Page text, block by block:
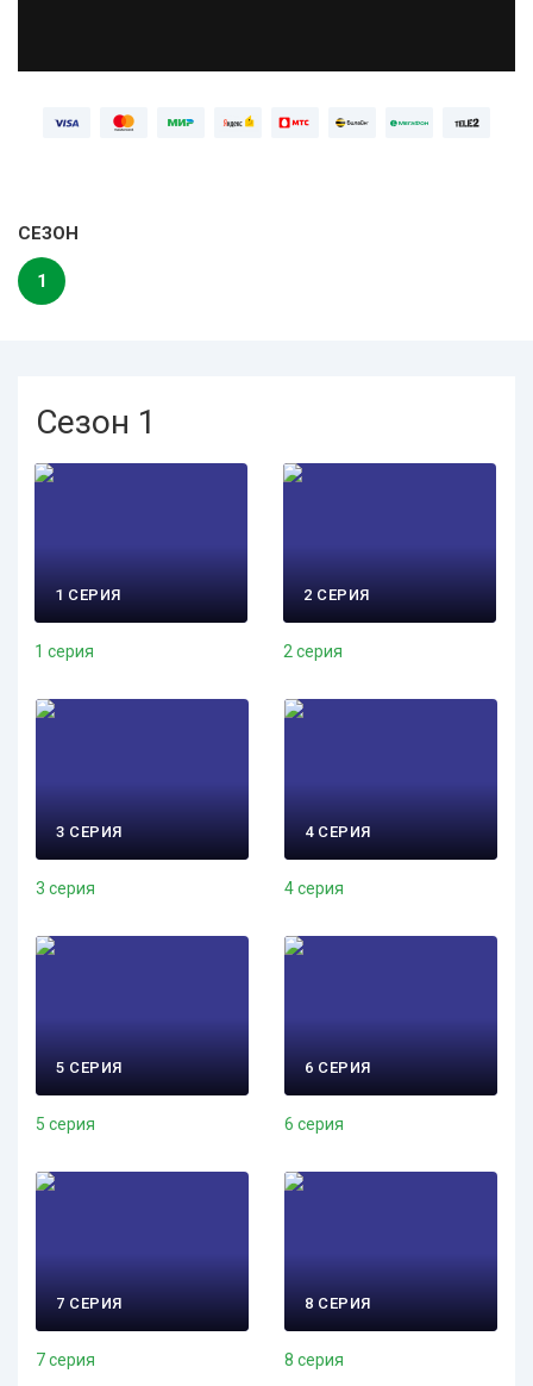
СЕЗОН
1
Сезон 1
1 СЕРИЯ
1 серия
2 СЕРИЯ
2 серия
3 СЕРИЯ
3 серия
4 СЕРИЯ
4 серия
5 СЕРИЯ
5 серия
6 СЕРИЯ
6 серия
7 СЕРИЯ
7 серия
8 СЕРИЯ
8 серия